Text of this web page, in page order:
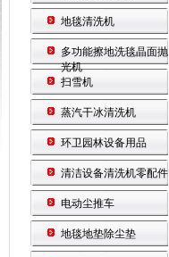
地毯清洗机
多功能擦地洗毯晶面抛
光机
扫雪机
蒸汽干冰清洗机
环卫园林设备用品
清洁设备清洗机零配件
电动尘推车
地毯地垫除尘垫